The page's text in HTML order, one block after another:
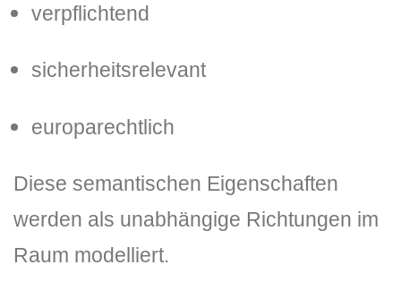
verpflichtend
sicherheitsrelevant
europarechtlich
Diese semantischen Eigenschaften
werden als unabhängige Richtungen im
Raum modelliert.